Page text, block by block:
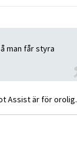
man får styra
Assist är för orolig.